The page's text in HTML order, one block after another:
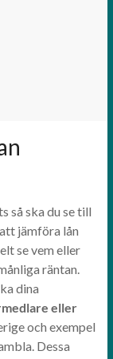
så ska du se till
jämföra lån
se vem eller
räntan.
dina
eller
och exempel
Dessa